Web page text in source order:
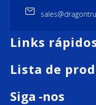
Links
Lista de
Siga -nos